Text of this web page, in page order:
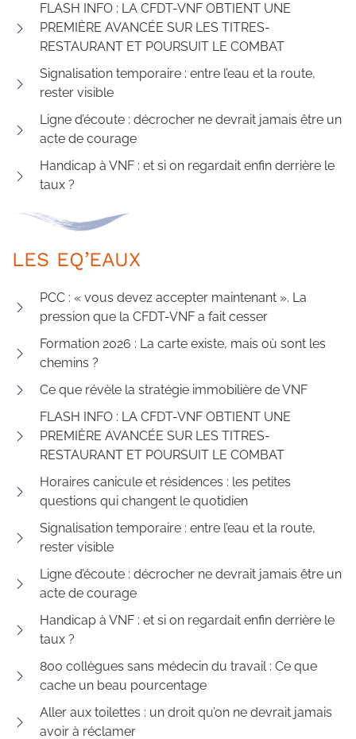
FLASH INFO : LA CFDT-VNF OBTIENT UNE
PREMIÈRE AVANCÉE SUR LES TITRES-
RESTAURANT ET POURSUIT LE COMBAT
Signalisation temporaire : entre l’eau et la route,
rester visible
Ligne d’écoute : décrocher ne devrait jamais être un
acte de courage
Handicap à VNF : et si on regardait enfin derrière le
taux ?
LES EQ’EAUX
PCC : « vous devez accepter maintenant ». La
pression que la CFDT-VNF a fait cesser
Formation 2026 : La carte existe, mais où sont les
chemins ?
Ce que révèle la stratégie immobilière de VNF
FLASH INFO : LA CFDT-VNF OBTIENT UNE
PREMIÈRE AVANCÉE SUR LES TITRES-
RESTAURANT ET POURSUIT LE COMBAT
Horaires canicule et résidences : les petites
questions qui changent le quotidien
Signalisation temporaire : entre l’eau et la route,
rester visible
Ligne d’écoute : décrocher ne devrait jamais être un
acte de courage
Handicap à VNF : et si on regardait enfin derrière le
taux ?
800 collègues sans médecin du travail : Ce que
cache un beau pourcentage
Aller aux toilettes : un droit qu’on ne devrait jamais
avoir à réclamer